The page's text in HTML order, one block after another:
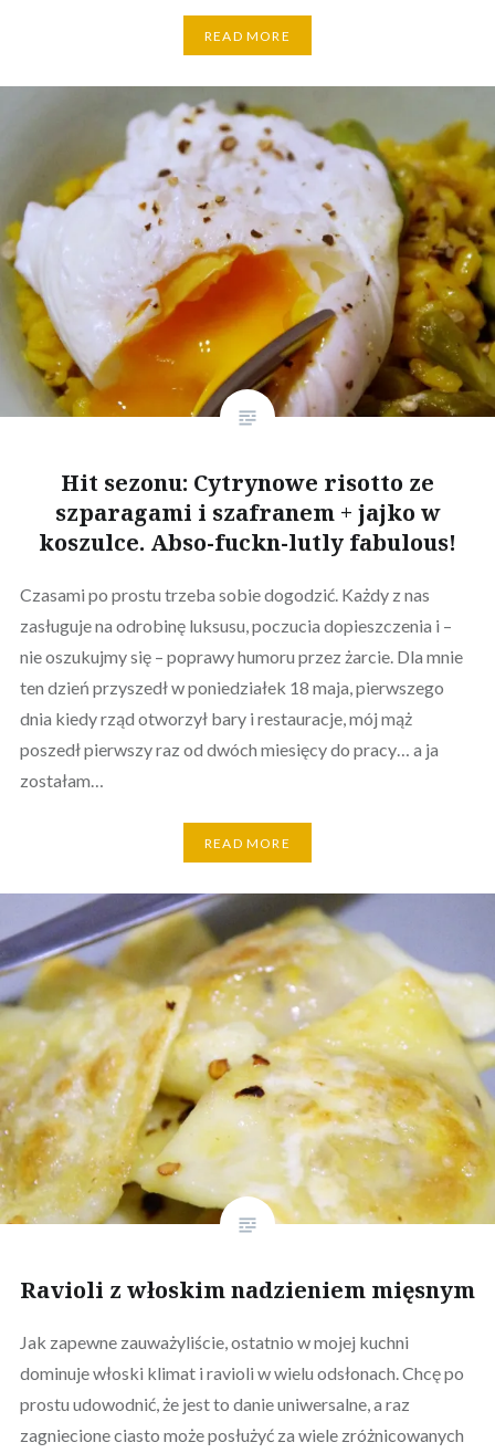
READ MORE
Hit sezonu: Cytrynowe risotto ze
szparagami i szafranem + jajko w
koszulce. Abso-fuckn-lutly fabulous!
Czasami po prostu trzeba sobie dogodzić. Każdy z nas
zasługuje na odrobinę luksusu, poczucia dopieszczenia i –
nie oszukujmy się – poprawy humoru przez żarcie. Dla mnie
ten dzień przyszedł w poniedziałek 18 maja, pierwszego
dnia kiedy rząd otworzył bary i restauracje, mój mąż
poszedł pierwszy raz od dwóch miesięcy do pracy… a ja
zostałam…
READ MORE
Ravioli z włoskim nadzieniem mięsnym
Jak zapewne zauważyliście, ostatnio w mojej kuchni
dominuje włoski klimat i ravioli w wielu odsłonach. Chcę po
prostu udowodnić, że jest to danie uniwersalne, a raz
zagniecione ciasto może posłużyć za wiele zróżnicowanych